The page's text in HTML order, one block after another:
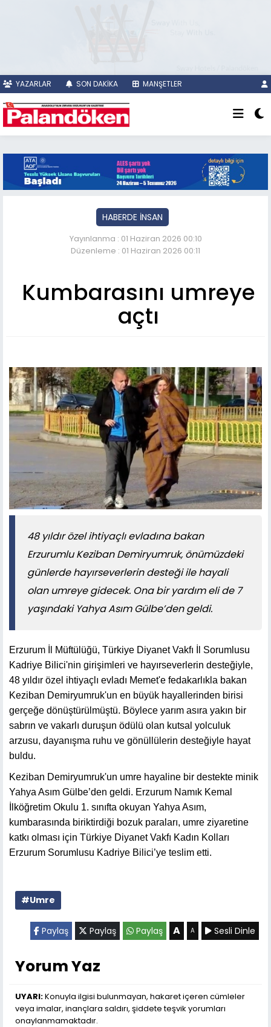
YAZARLAR SON DAKİKA MANŞETLER
HABERDE İNSAN
Yayınlanma : 01 Haziran 2026 00:10
Düzenleme : 01 Haziran 2026 00:11
Kumbarasını umreye
açtı
48 yıldır özel ihtiyaçlı evladına bakan
Erzurumlu Keziban Demiryumruk, önümüzdeki
günlerde hayırseverlerin desteği ile hayali
olan umreye gidecek. Ona bir yardım eli de 7
yaşındaki Yahya Asım Gülbe’den geldi.
Erzurum İl Müftülüğü, Türkiye Diyanet Vakfı İl Sorumlusu
Kadriye Bilici'nin girişimleri ve hayırseverlerin desteğiyle,
48 yıldır özel ihtiyaçlı evladı Memet'e fedakarlıkla bakan
Keziban Demiryumruk'un en büyük hayallerinden birisi
gerçeğe dönüştürülmüştü. Böylece yarım asıra yakın bir
sabrın ve vakarlı duruşun ödülü olan kutsal yolculuk
arzusu, dayanışma ruhu ve gönüllülerin desteğiyle hayat
buldu.
Keziban Demiryumruk'un umre hayaline bir destekte minik
Yahya Asım Gülbe’den geldi. Erzurum Namık Kemal
İlköğretim Okulu 1. sınıfta okuyan Yahya Asım,
kumbarasında biriktirdiği bozuk paraları, umre ziyaretine
katkı olması için Türkiye Diyanet Vakfı Kadın Kolları
Erzurum Sorumlusu Kadriye Bilici’ye teslim etti.
#Umre
Paylaş Paylaş Paylaş A A Sesli Dinle
Yorum Yaz
UYARI:Konuyla ilgisi bulunmayan, hakaret içeren cümleler
veya imalar, inançlara saldırı, şiddete teşvik yorumları
onaylanmamaktadır.